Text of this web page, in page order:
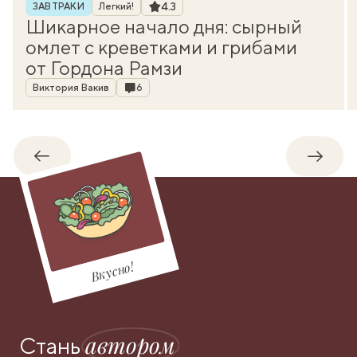
ЗАВТРАКИ Легкий! Рейтинг
4.3
Шикарное начало дня: сырный
омлет с креветками и грибами
от Гордона Рамзи
Автор
Виктория Вакив Комментарии
6
Обратно
Вкусно!
Станьавтором